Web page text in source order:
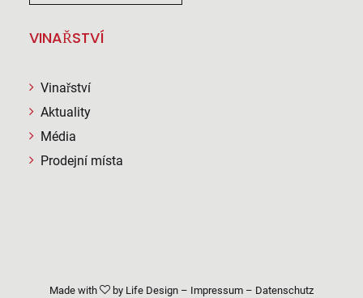
VINAŘSTVÍ
Vinařství
Aktuality
Média
Prodejní místa
Made with by Life Design – Impressum – Datenschutz